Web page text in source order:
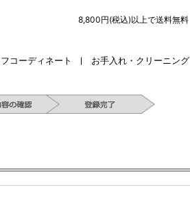
8,800円(税込)以上で送料無料
コーディネート お手入れ・クリーニング